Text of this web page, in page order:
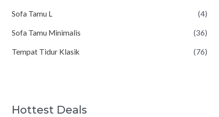
Sofa Tamu L (4)
Sofa Tamu Minimalis (36)
Tempat Tidur Klasik (76)
Hottest Deals